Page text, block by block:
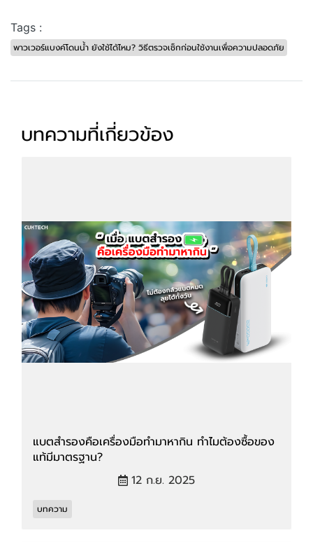
Tags :
พาวเวอร์แบงค์โดนน้ำ ยังใช้ได้ไหม? วิธีตรวจเช็กก่อนใช้งานเพื่อความปลอดภัย
บทความที่เกี่ยวข้อง
แบตสำรองคือเครื่องมือทำมาหากิน ทำไมต้องซื้อของ
แท้มีมาตรฐาน?
12 ก.ย. 2025
บทความ